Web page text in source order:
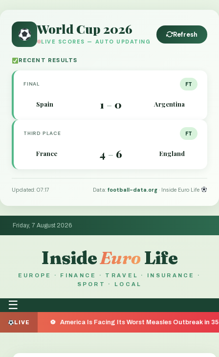
World Cup 2026
LIVE SCORES — AUTO UPDATING
Refresh
RECENT RESULTS
FINAL FT
Spain 1 – 0 Argentina
THIRD PLACE FT
France 4 – 6 England
Updated: 07:17 Data:football-data.org · Inside Euro Life
Friday, 7 August 2026
InsideEuro Life
EUROPE · FINANCE · TRAVEL · INSURANCE ·
SPORT · LOCAL
☰
LIVEAmerica Is Facing Its Worst Measles Outbreak in 35 Years —